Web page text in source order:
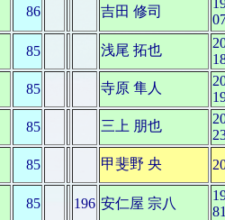
86 吉田 修司
85 浅尾 拓也
85 寺原 隼人
85 三上 朋也
85 甲斐野 央
85 196 安仁屋 宗八